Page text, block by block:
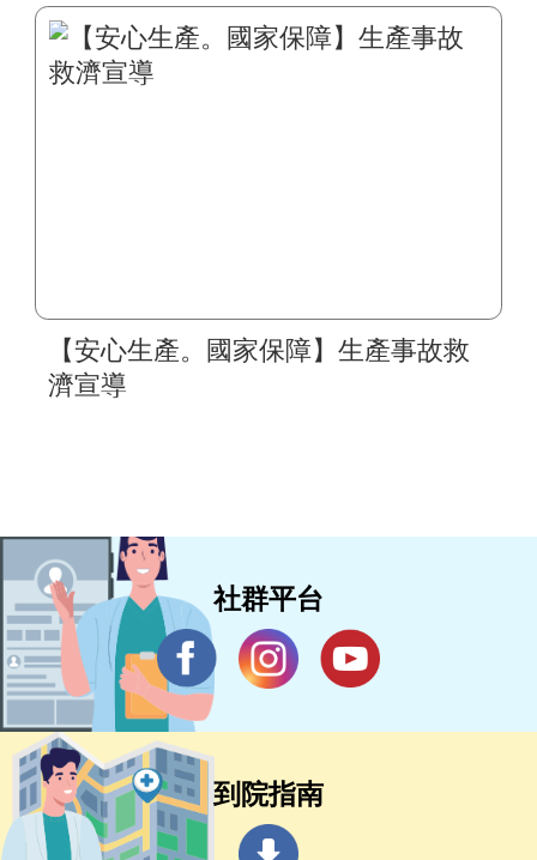
【安心生產。國家保障】生產事故救
濟宣導
社群平台
到院指南